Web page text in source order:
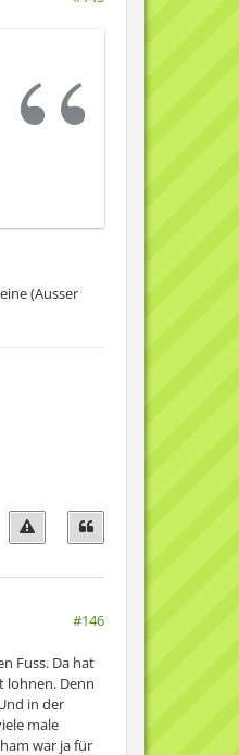
(Ausser
#146
Fuss. Da hat
lohnen. Denn
in der
male
war ja für